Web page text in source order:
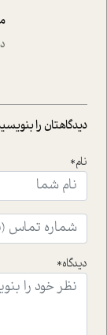
موثرترین
دیدگاهتان را
نام*
دیدگاه*